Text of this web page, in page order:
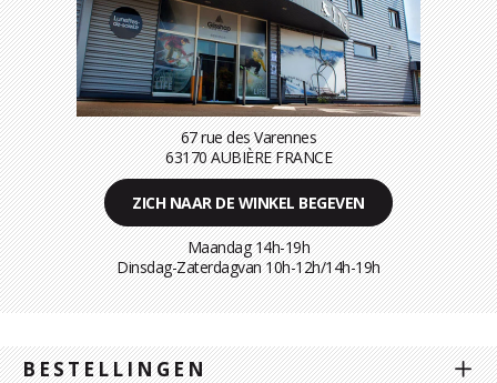
67 rue des Varennes
63170 AUBIÈRE FRANCE
ZICH NAAR DE WINKEL BEGEVEN
Maandag 14h-19h
Dinsdag-Zaterdagvan 10h-12h/14h-19h
BESTELLINGEN